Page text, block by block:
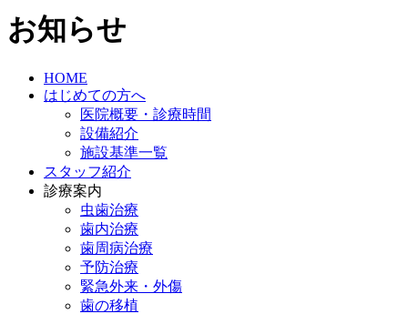
お知らせ
HOME
はじめての方へ
医院概要・診療時間
設備紹介
施設基準一覧
スタッフ紹介
診療案内
虫歯治療
歯内治療
歯周病治療
予防治療
緊急外来・外傷
歯の移植